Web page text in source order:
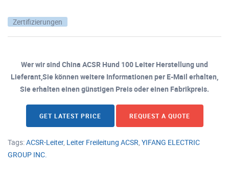
Zertifizierungen
Wer wir sind China ACSR Hund 100 Leiter Herstellung und
Lieferant,Sie können weitere Informationen per E-Mail erhalten,
Sie erhalten einen günstigen Preis oder einen Fabrikpreis.
GET LATEST PRICE REQUEST A QUOTE
Tags:ACSR-Leiter, Leiter Freileitung ACSR, YIFANG ELECTRIC
GROUP INC.